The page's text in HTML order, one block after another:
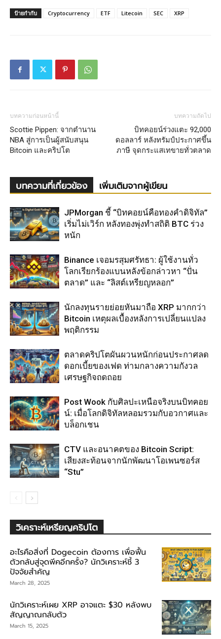
ป้ายกำกับ Cryptocurrency ETF Litecoin SEC XRP
บทความก่อนหน้านี้
Scottie Pippen: จากตำนาน
NBA สู่การเป็นผู้สนับสนุน
Bitcoin และคริปโต
บทความถัดไป
บิทคอยน์ร่วงแตะ 92,000
ดอลลาร์ หลังทรัมป์ประกาศขึ้น
ภาษี จุดกระแสเทขายทั่วตลาด
บทความที่เกี่ยวข้อง เพิ่มเติมจากผู้เขียน
JPMorgan ชี้ “บิทคอยน์คือทองคำดิจิทัล”
เริ่มไม่เวิร์ก หลังทองพุ่งทำสถิติ BTC ร่วง
หนัก
Binance เจอมรสุมศรัทธา: ผู้ใช้งานทั่ว
โลกเรียกร้องแบนหลังข้อกล่าวหา “ปั่น
ตลาด” และ “ลิสต์เหรียญหลอก”
นักลงทุนรายย่อยหันมาถือ XRP มากกว่า
Bitcoin เหตุผลเบื้องหลังการเปลี่ยนแปลง
พฤติกรรม
ตลาดคริปโตผันผวนหนักก่อนประกาศลด
ดอกเบี้ยของเฟด ท่ามกลางความกังวล
เศรษฐกิจถดถอย
Post Wook กับศิลปะเหนือจริงบนบิทคอย
น์: เมื่อโลกดิจิทัลหลอมรวมกับอวกาศและ
บล็อกเชน
CTV และอนาคตของ Bitcoin Script:
เสียงสะท้อนจากนักพัฒนาโอเพนซอร์ส
“Stu”
วิเคราะห์เหรียญคริปโต
อะไรคือสิ่งที่ Dogecoin ต้องการ เพื่อฟื้น
ตัวกลับสู่จุดพีคอีกครั้ง? นักวิเคราะห์ชี้ 3
ปัจจัยสำคัญ
March 28, 2025
นักวิเคราะห์เผย XRP อาจแตะ $30 หลังพบ
สัญญาณกลับตัว
March 15, 2025